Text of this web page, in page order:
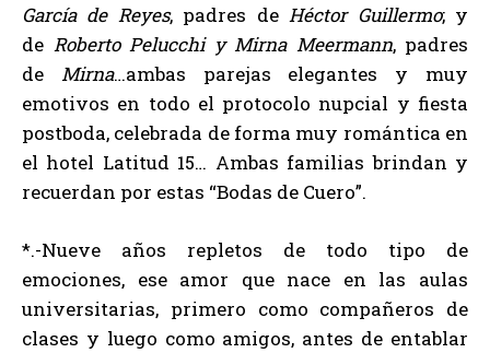
García de Reyes, padres deHéctor Guillermo; y
de Roberto Pelucchi y Mirna Meermann, padres
de Mirna…ambas parejas elegantes y muy
emotivos en todo el protocolo nupcial y fiesta
postboda, celebrada de forma muy romántica en
el hotel Latitud 15… Ambas familias brindan y
recuerdan por estas “Bodas de Cuero”.
*.-Nueve años repletos de todo tipo de
emociones, ese amor que nace en las aulas
universitarias, primero como compañeros de
clases y luego como amigos, antes de entablar